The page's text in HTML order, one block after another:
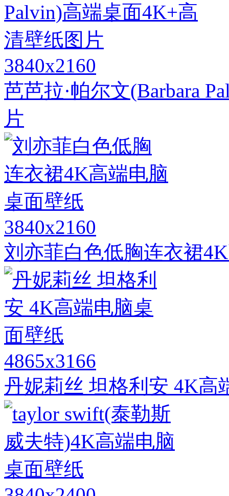
3840x2160
芭芭拉·帕尔文(Barbara
片
3840x2160
刘亦菲白色低胸连衣裙
4865x3166
丹妮莉丝 坦格利安 4K高